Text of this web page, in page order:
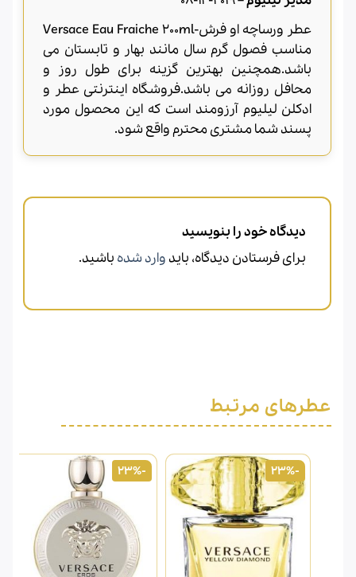
از 5
عطر ورساچه او فرش-Versace Eau Fraiche 200ml
مناسب فصول گرم سال مانند بهار و تابستان می
باشد.همچنین بهترین گزینه برای طول روز و
محافل روزانه می باشد.فروشگاه اینترنتی عطر و
ادکلن لیلیوم آرزومند است که این محصول مورد
پسند شما مشتری محترم واقع شود.
دیدگاه خود را بنویسید
برای فرستادن دیدگاه، باید وارد شده باشید.
عطرهای مرتبط
-23%
-23%